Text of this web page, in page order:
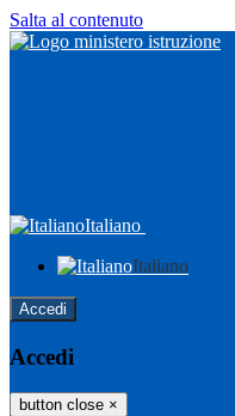
Salta al contenuto
Italiano
Italiano
Accedi
Accedi
button close ×